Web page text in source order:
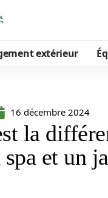
extérieur
16 décembre 2024
la
et un